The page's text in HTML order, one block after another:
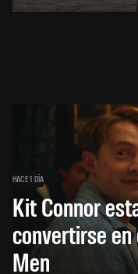
HACE 1 DÍA
Kit Connor
convertirse en
Men